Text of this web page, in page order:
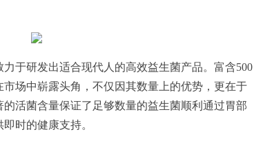
于研发出适合现代人的高效益生菌产品。富含500
场中崭露头角，不仅因其数量上的优势，更在于
活菌含量保证了足够数量的益生菌顺利通过胃部
时的健康支持。